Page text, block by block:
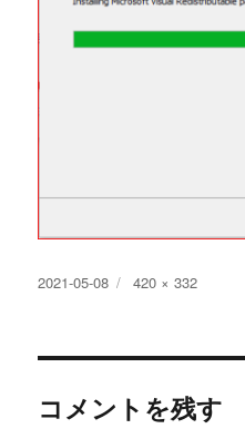
投
2021-05-08
フ
イ
420 × 332
コメントを残す